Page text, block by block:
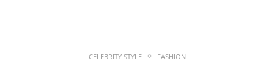
CELEBRITY STYLE FASHION